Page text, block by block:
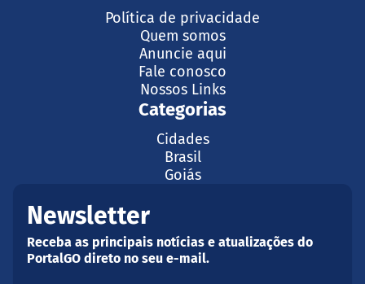
Política de privacidade
Quem somos
Anuncie aqui
Fale conosco
Nossos Links
Categorias
Cidades
Brasil
Goiás
Newsletter
Receba as principais notícias e atualizações do
PortalGO direto no seu e-mail.